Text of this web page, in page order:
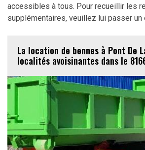
accessibles à tous. Pour recueillir les
supplémentaires, veuillez lui passer un
La location de bennes à Pont De
localités avoisinantes dans le